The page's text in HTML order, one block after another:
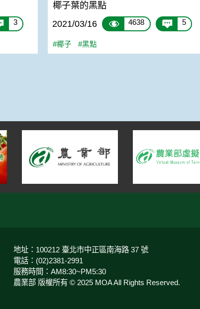
3
椰子葉的黑點
2021/03/16
4638 5
#椰子 #黑點
地址：100212 臺北市中正區南海路 37 號
電話：(02)2381-2991
服務時間：AM8:30~PM5:30
農業部 版權所有 © 2025 MOA All Rights Reserved.